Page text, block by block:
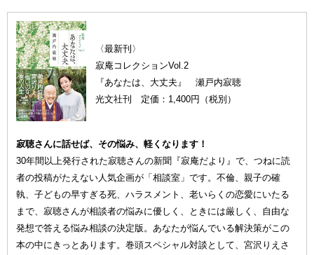
〈最新刊〉
寂庵コレクションVol.2
『あなたは、大丈夫』 瀬戸内寂聴
光文社刊 定価：1,400円（税別）
寂聴さんに話せば、その悩み、軽くなります！
30年間以上発行された寂聴さんの新聞『寂庵だより』で、つねに読
者の投稿がたえない人気企画が「相談室」です。不倫、親子の確
執、子どもの早すぎる死、ハラスメント、老いらくの恋愛にいたる
まで、寂聴さんが相談者の悩みに優しく、ときには厳しく、自由な
発想で答える悩み相談の決定版。あなたが悩んでいる解決策がこの
本の中にきっとあります。巻頭スペシャル対談として、宮沢りえさ